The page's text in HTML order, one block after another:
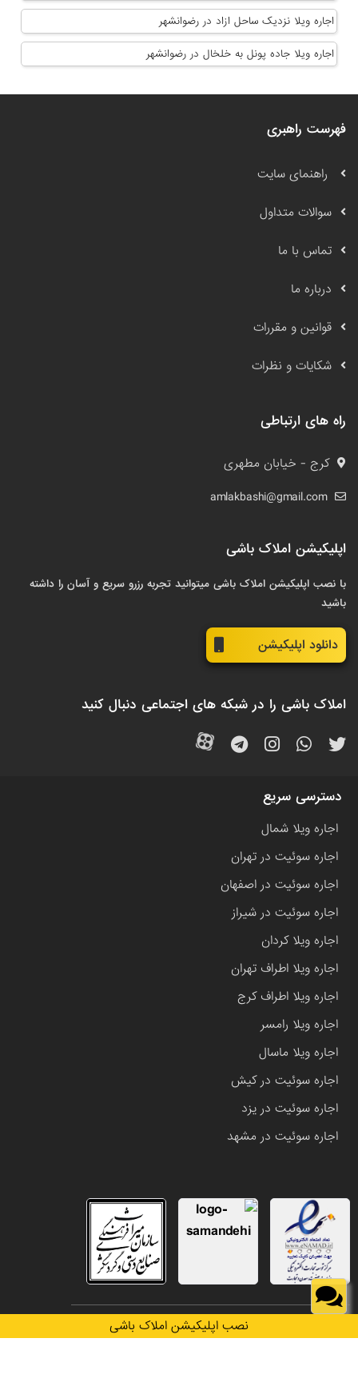
اجاره ویلا نزدیک ساحل ازاد در رضوانشهر
اجاره ویلا جاده پونل به خلخال در رضوانشهر
نصب اپلیکیشن املاک باشی
فهرست راهبری
راهنمای سایت
سوالات متداول
تماس با ما
درباره ما
قوانین و مقررات
شکایات و نظرات
راه های ارتباطی
کرج - خیابان مطهری
amlakbashi@gmail.com
اپلیکیشن املاک باشی
با نصب اپلیکیشن املاک باشی میتوانید تجربه رزرو سریع و آسان را داشته
باشید
دانلود اپلیکیشن
املاک باشی را در شبکه های اجتماعی دنبال کنید
دسترسی سریع
اجاره ویلا شمال
اجاره سوئیت در تهران
اجاره سوئیت در اصفهان
اجاره سوئیت در شیراز
اجاره ویلا کردان
اجاره ویلا اطراف تهران
اجاره ویلا اطراف کرج
اجاره ویلا رامسر
اجاره ویلا ماسال
اجاره سوئیت در کیش
اجاره سوئیت در یزد
اجاره سوئیت در مشهد
تمامی حقوق این وب سایت متعلق به املاک باشی می باشد.